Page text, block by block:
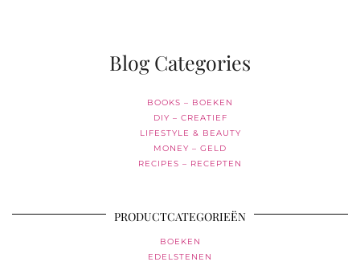
Blog Categories
BOOKS – BOEKEN
DIY – CREATIEF
LIFESTYLE & BEAUTY
MONEY – GELD
RECIPES – RECEPTEN
PRODUCTCATEGORIEËN
BOEKEN
EDELSTENEN